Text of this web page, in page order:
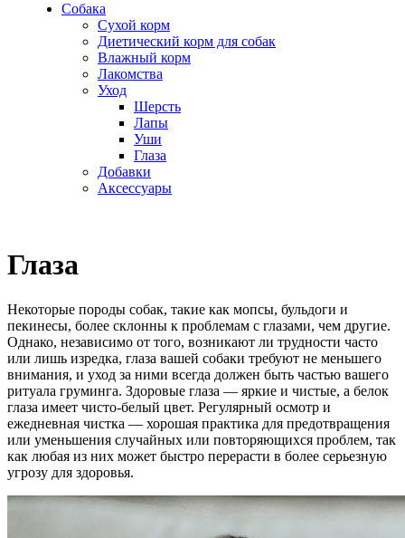
Собака
Сухой корм
Диетический корм для собак
Влажный корм
Лакомства
Уход
Шерсть
Лапы
Уши
Глаза
Добавки
Аксессуары
Глаза
Некоторые породы собак, такие как мопсы, бульдоги и
пекинесы, более склонны к проблемам с глазами, чем другие.
Однако, независимо от того, возникают ли трудности часто
или лишь изредка, глаза вашей собаки требуют не меньшего
внимания, и уход за ними всегда должен быть частью вашего
ритуала груминга. Здоровые глаза — яркие и чистые, а белок
глаза имеет чисто-белый цвет. Регулярный осмотр и
ежедневная чистка — хорошая практика для предотвращения
или уменьшения случайных или повторяющихся проблем, так
как любая из них может быстро перерасти в более серьезную
угрозу для здоровья.